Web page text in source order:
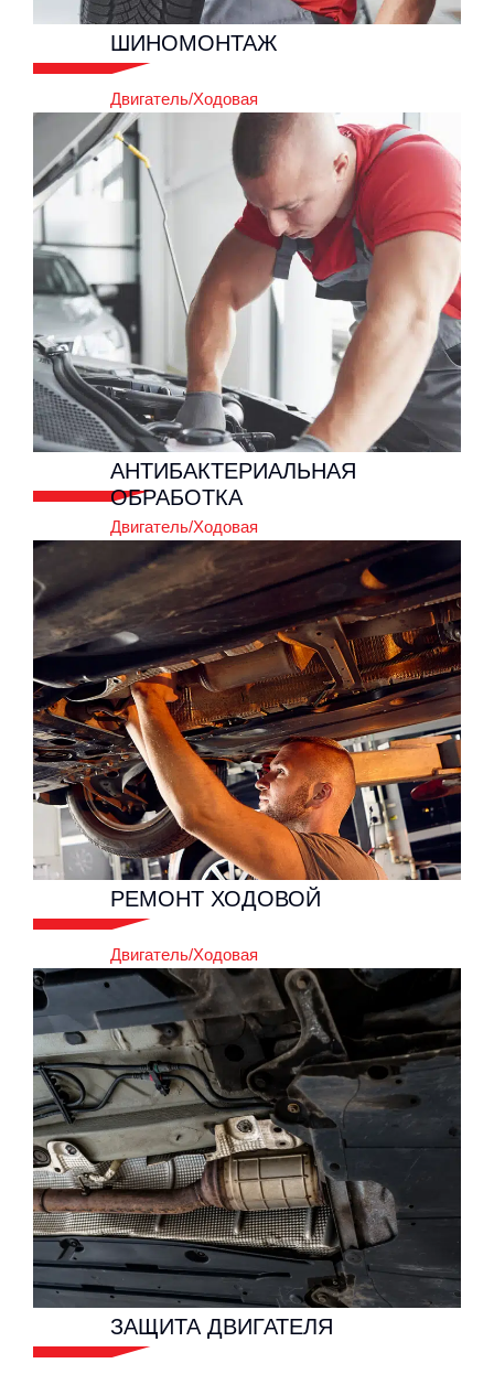
ШИНОМОНТАЖ
Двигатель/Ходовая
ШИНОМОНТАЖ
Двигатель/Ходовая
АНТИБАКТЕРИАЛЬНАЯ
ОБРАБОТКА
Двигатель/Ходовая
АНТИБАКТЕРИАЛЬНАЯ
ОБРАБОТКА
Двигатель/Ходовая
РЕМОНТ ХОДОВОЙ
Двигатель/Ходовая
РЕМОНТ ХОДОВОЙ
Двигатель/Ходовая
ЗАЩИТА ДВИГАТЕЛЯ